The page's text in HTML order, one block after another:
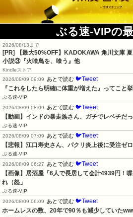
ぶる速-VIPの
2026/08/13まで
[PR] 【最大50%OFF】KADOKAWA 角川文庫
小説③『火喰鳥を、喰う』他
Kindleストア
2026/08/09 09:09
あとで読む 🐦Tweet
『これをしたら明確に体重が増えた』ってこと
ぶる速-VIP
2026/08/09 08:09
あとで読む 🐦Tweet
【動画】インドの暴走族さん、ガチでレベチだ
ぶる速-VIP
2026/08/09 07:09
あとで読む 🐦Tweet
【悲報】江口寿史さん、パクリ炎上後に受注ゼ
ぶる速-VIP
2026/08/09 06:27
あとで読む 🐦Tweet
【画像】居酒屋「6人で長居して会計4939円！
れ（怒」
ぶる速-VIP
2026/08/09 06:09
あとで読む 🐦Tweet
ホームレスの数、20年で90％も減少していた